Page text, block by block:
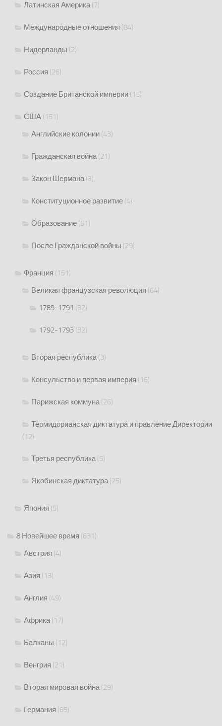
Латинская Америка(7)
Международные отношения (84)
Нидерланды (2)
Россия (26)
Создание Британской империи (15)
США (151)
Английские колонии (43)
Гражданская война(21)
Закон Шермана(3)
Конституционное развитие (4)
Образование (51)
После Гражданской войны (29)
Франция (151)
Великая французская революция (64)
1789-1791 (32)
1792-1793 (32)
Вторая республика(3)
Консульство и первая империя (16)
Парижская коммуна(26)
Термидорианская диктатура и правление Директории
(12)
Третья республика(5)
Якобинская диктатура(25)
Япония (5)
8 Новейшее время (631)
Австрия (4)
Азия (13)
Англия (49)
Африка(17)
Балканы (12)
Венгрия (21)
Вторая мировая война(29)
Германия (65)